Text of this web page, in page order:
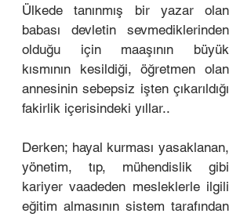
Ülkede tanınmış bir yazar olan
babası devletin sevmediklerinden
olduğu için maaşının büyük
kısmının kesildiği, öğretmen olan
annesinin sebepsiz işten çıkarıldığı
fakirlik içerisindeki yıllar..
Derken; hayal kurması yasaklanan,
yönetim, tıp, mühendislik gibi
kariyer vaadeden mesleklerle ilgili
eğitim almasının sistem tarafından